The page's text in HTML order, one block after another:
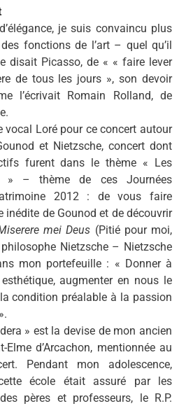
je suis convaincu plus
fonctions de l’art – quel qu’il
disait Picasso, de « « faire lever
de tous les jours », son devoir
l’écrivait Romain Rolland, de
vocal Loré pour ce concert autour
et Nietzsche, concert dont
furent dans le thème « Les
» – thème de ces Journées
2012 : de vous faire
inédite de Gounod et de découvrir
mei Deus (Pitié pour moi,
Nietzsche – Nietzsche
mon portefeuille : « Donner à
esthétique, augmenter en nous le
condition préalable à la passion
» est la devise de mon ancien
Elme d’Arcachon, mentionnée au
Pendant mon adolescence,
cette école était assuré par les
pères et professeurs, le R.P.